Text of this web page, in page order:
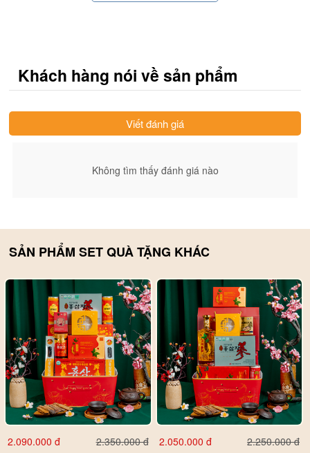
Hình ảnh thật tế Giỏ Quà Tết Sức Khoẻ PS26-B6-G2480 được
chụp tại Phố Sâm.
Xem toàn bộ Quà Tết tại Phố Sâm:
- Hộp Quà Tết:https://phosam.vn/hop-qua-tet.html
- Giỏ Quà Tết :https://phosam.vn/gio-qua-tet.html
- Toàn bộ Quà Tết tại Phố Sâm :https://phosam.vn/qua-tang-
doi-tac.html
Khách hàng nói về sản phẩm
Viết đánh giá
Không tìm thấy đánh giá nào
SẢN PHẨM SET QUÀ TẶNG KHÁC
2.090.000 đ 2.350.000 đ 2.050.000 đ 2.250.000 đ